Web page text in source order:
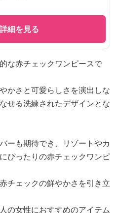
細を見る
な赤チェックワンピースで
かさと可愛らしさを演出しな
せる洗練されたデザインとな
ーも期待でき、リゾートやカ
ぴったりの赤チェックワンピ
チェックの鮮やかさを引き立
の女性におすすめのアイテム